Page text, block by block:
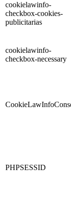
cookielawinfo-
checkbox-cookies-
publicitarias
cookielawinfo-
checkbox-necessary
PHPSESSID